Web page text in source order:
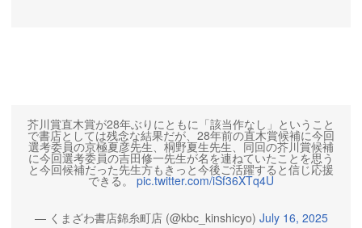
芥川賞直木賞が28年ぶりにともに「該当作なし」ということ
で書店としては残念な結果だが、28年前の直木賞候補に今回
選考委員の京極夏彦先生、桐野夏生先生、同回の芥川賞候補
に今回選考委員の吉田修一先生が名を連ねていたことを思う
と今回候補だった先生方もきっと今後ご活躍すると信じ応援
できる。 pic.twitter.com/iSf36XTq4U
— くまざわ書店錦糸町店 (@kbc_kinshicyo) July 16, 2025